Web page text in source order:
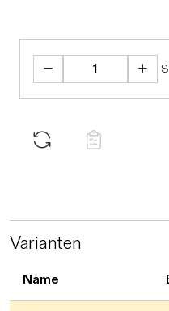
Varianten
Name